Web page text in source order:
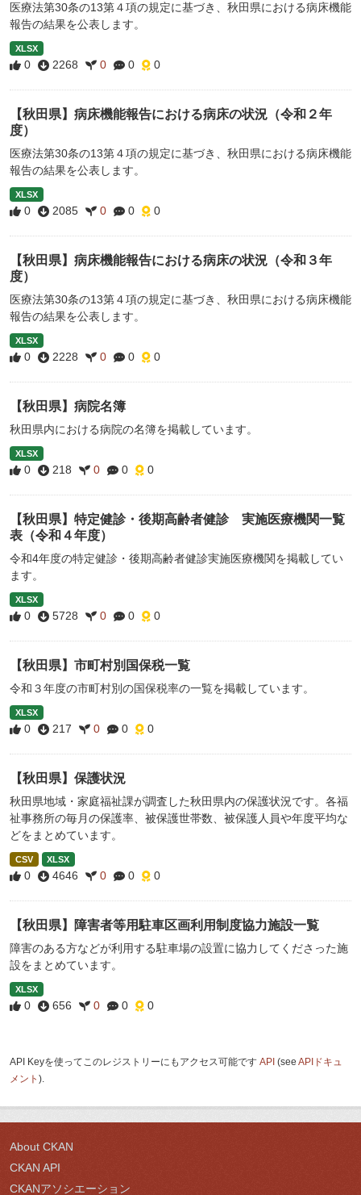
医療法第30条の13第４項の規定に基づき、秋田県における病床機能
報告の結果を公表します。
XLSX
0 2268 0 0 0
【秋田県】病床機能報告における病床の状況（令和２年
度）
医療法第30条の13第４項の規定に基づき、秋田県における病床機能
報告の結果を公表します。
XLSX
0 2085 0 0 0
【秋田県】病床機能報告における病床の状況（令和３年
度）
医療法第30条の13第４項の規定に基づき、秋田県における病床機能
報告の結果を公表します。
XLSX
0 2228 0 0 0
【秋田県】病院名簿
秋田県内における病院の名簿を掲載しています。
XLSX
0 218 0 0 0
【秋田県】特定健診・後期高齢者健診 実施医療機関一覧
表（令和４年度）
令和4年度の特定健診・後期高齢者健診実施医療機関を掲載してい
ます。
XLSX
0 5728 0 0 0
【秋田県】市町村別国保税一覧
令和３年度の市町村別の国保税率の一覧を掲載しています。
XLSX
0 217 0 0 0
【秋田県】保護状況
秋田県地域・家庭福祉課が調査した秋田県内の保護状況です。各福
祉事務所の毎月の保護率、被保護世帯数、被保護人員や年度平均な
どをまとめています。
CSV XLSX
0 4646 0 0 0
【秋田県】障害者等用駐車区画利用制度協力施設一覧
障害のある方などが利用する駐車場の設置に協力してくださった施
設をまとめています。
XLSX
0 656 0 0 0
API Keyを使ってこのレジストリーにもアクセス可能です API (see APIドキュ
メント ).
About CKAN
CKAN API
CKANアソシエーション